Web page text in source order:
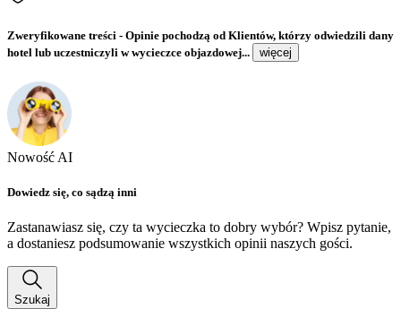
Zweryfikowane treści - Opinie pochodzą od Klientów, którzy odwiedzili dany
hotel lub uczestniczyli w wycieczce objazdowej...
więcej
Nowość AI
Dowiedz się, co sądzą inni
Zastanawiasz się, czy ta wycieczka to dobry wybór? Wpisz pytanie,
a dostaniesz podsumowanie wszystkich opinii naszych gości.
Szukaj